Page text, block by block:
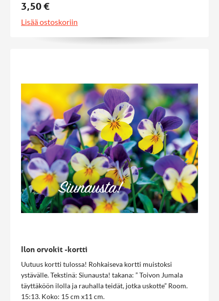
3,50 €
Lisää ostoskoriin
Ilon orvokit -kortti
Uutuus kortti tulossa! Rohkaiseva kortti muistoksi
ystävälle. Tekstinä: Siunausta! takana: ” Toivon Jumala
täyttäköön ilolla ja rauhalla teidät, jotka uskotte” Room.
15:13. Koko: 15 cm x11 cm.